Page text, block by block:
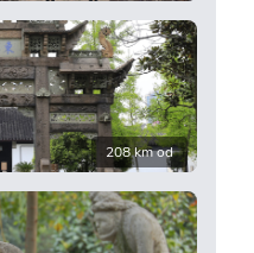
208 km od